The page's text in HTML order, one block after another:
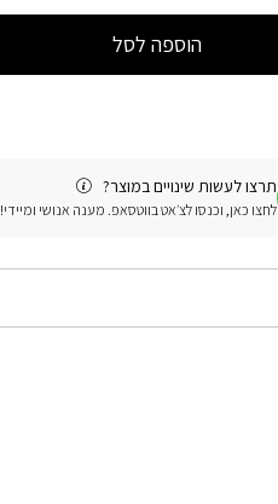
הוספה לסל
תרצו לעשות שינויים במוצר?
לחצו כאן, וכנסו לצ׳אט בווטסאפ. מענה אנושי ומיידי!